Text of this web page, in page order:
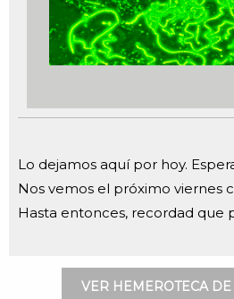
Lo dejamos aquí por hoy.
Nos vemos el próximo viernes
Hasta entonces, recordad que
VER HEMEROTECA